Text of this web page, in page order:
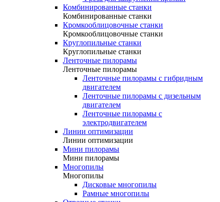
Комбинированные станки
Комбинированные станки
Кромкооблицовочные станки
Кромкооблицовочные станки
Круглопильные станки
Круглопильные станки
Ленточные пилорамы
Ленточные пилорамы
Ленточные пилорамы с гибридным
двигателем
Ленточные пилорамы с дизельным
двигателем
Ленточные пилорамы с
электродвигателем
Линии оптимизации
Линии оптимизации
Мини пилорамы
Мини пилорамы
Многопилы
Многопилы
Дисковые многопилы
Рамные многопилы